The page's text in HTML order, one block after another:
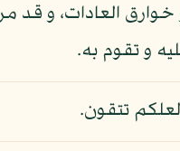
العادات، و قد مر
و تقوم به.
تتقون.